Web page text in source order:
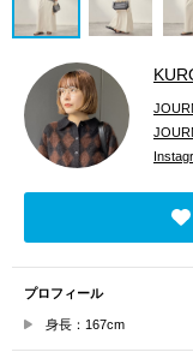
プロフィール
身長：167cm